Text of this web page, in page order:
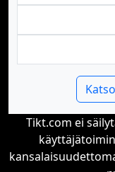
Tikt.com ei